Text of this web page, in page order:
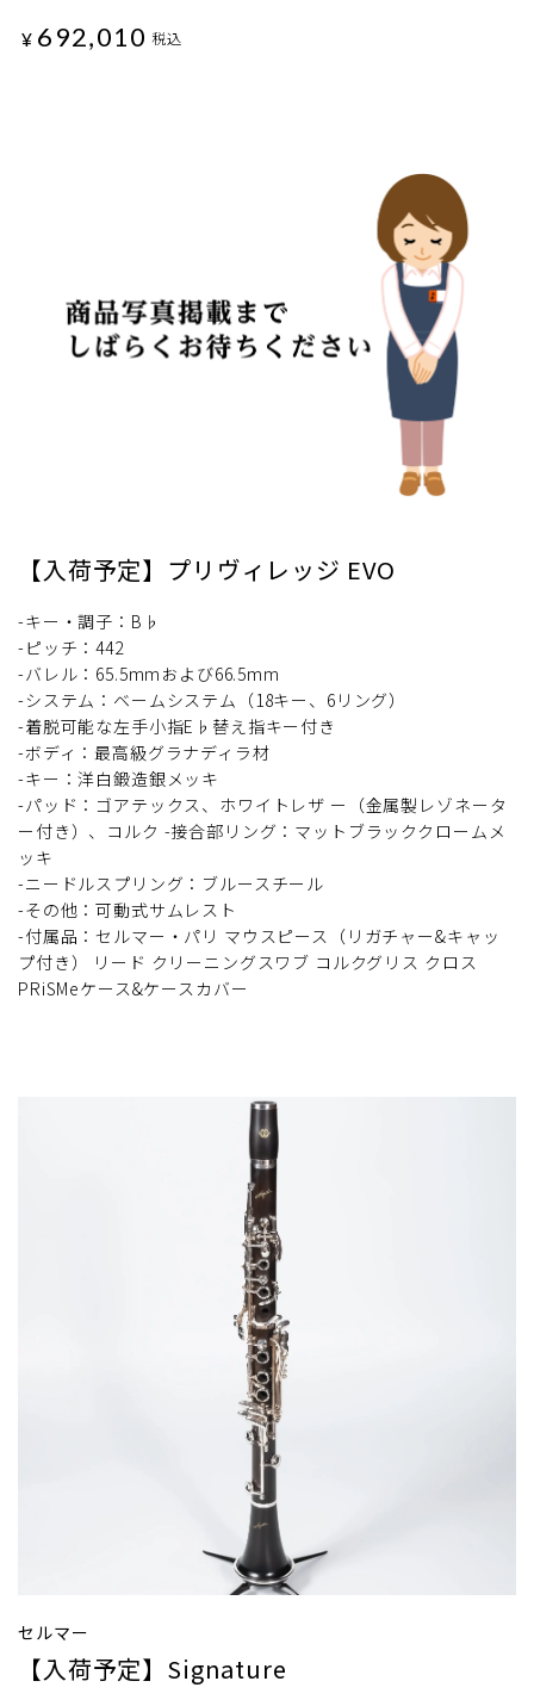
¥ 692,010 税込
【入荷予定】プリヴィレッジ EVO
-キー・調子：B♭
-ピッチ：442
-バレル：65.5mmおよび66.5mm
-システム：ベームシステム（18キー、6リング）
-着脱可能な左手小指E♭替え指キー付き
-ボディ：最高級グラナディラ材
-キー：洋白鍛造銀メッキ
-パッド：ゴアテックス、ホワイトレザ ー（金属製レゾネータ
ー付き）、コルク -接合部リング：マットブラッククロームメ
ッキ
-ニードルスプリング：ブルースチール
-その他：可動式サムレスト
-付属品：セルマー・パリ マウスピース（リガチャー&キャッ
プ付き） リード クリーニングスワブ コルクグリス クロス
PRiSMeケース&ケースカバー
セルマー
【入荷予定】Signature